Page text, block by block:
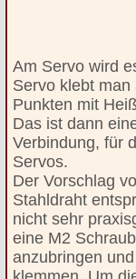
Am Servo wird
Servo klebt
Punkten mit
Das ist dann
Verbindung, für
Servos.
Der Vorschlag
Stahldraht
nicht sehr
eine M2
anzubringen